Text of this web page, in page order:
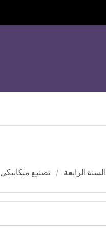
تصنيع ميكانيكي السنة الرابعة